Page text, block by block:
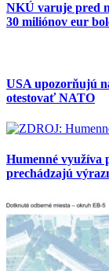
NKÚ varuje pred
30 miliónov eur
USA upozorňujú
otestovať NATO
Humenné využíva
prechádzajú